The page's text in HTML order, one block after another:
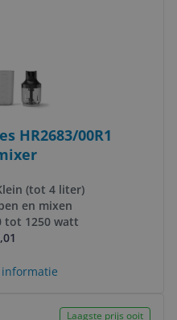
HR2683/00R1
(tot 4 liter)
en mixen
tot 1250 watt
Laagste prijs ooit